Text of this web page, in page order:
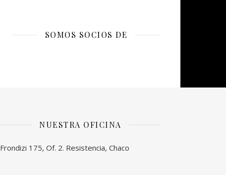
SOMOS SOCIOS DE
NUESTRA OFICINA
Frondizi 175, Of. 2. Resistencia, Chaco